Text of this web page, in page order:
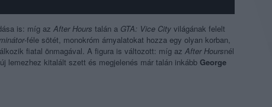
is: míg az After Hours talán a GTA: Vice City világának felelt
-féle sötét, monokróm árnyalatokat hozza egy olyan korban,
fiatal önmagával. A figura is változott: míg az After Hoursnél
lemezhez kitalált szett és megjelenés már talán inkább George